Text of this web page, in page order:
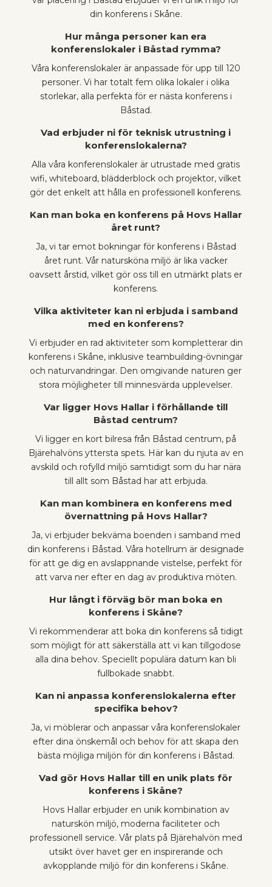
din konferens i Skåne.
Hur många personer kan era
konferenslokaler i Båstad rymma?
Våra konferenslokaler är anpassade för upp till 120
personer. Vi har totalt fem olika lokaler i olika
storlekar, alla perfekta för er nästa konferens i
Båstad.
Vad erbjuder ni för teknisk utrustning i
konferenslokalerna?
Alla våra konferenslokaler är utrustade med gratis
wifi, whiteboard, blädderblock och projektor, vilket
gör det enkelt att hålla en professionell konferens.
Kan man boka en konferens på Hovs Hallar
året runt?
Ja, vi tar emot bokningar för konferens i Båstad
året runt. Vår natursköna miljö är lika vacker
oavsett årstid, vilket gör oss till en utmärkt plats er
konferens.
Vilka aktiviteter kan ni erbjuda i samband
med en konferens?
Vi erbjuder en rad aktiviteter som kompletterar din
konferens i Skåne, inklusive teambuilding-övningar
och naturvandringar. Den omgivande naturen ger
stora möjligheter till minnesvärda upplevelser.
Var ligger Hovs Hallar i förhållande till
Båstad centrum?
Vi ligger en kort bilresa från Båstad centrum, på
Bjärehalvöns yttersta spets. Här kan du njuta av en
avskild och rofylld miljö samtidigt som du har nära
till allt som Båstad har att erbjuda.
Kan man kombinera en konferens med
övernattning på Hovs Hallar?
Ja, vi erbjuder bekväma boenden i samband med
din konferens i Båstad. Våra hotellrum är designade
för att ge dig en avslappnande vistelse, perfekt för
att varva ner efter en dag av produktiva möten.
Hur långt i förväg bör man boka en
konferens i Skåne?
Vi rekommenderar att boka din konferens så tidigt
som möjligt för att säkerställa att vi kan tillgodose
alla dina behov. Speciellt populära datum kan bli
fullbokade snabbt.
Kan ni anpassa konferenslokalerna efter
specifika behov?
Ja, vi möblerar och anpassar våra konferenslokaler
efter dina önskemål och behov för att skapa den
bästa möjliga miljön för din konferens i Båstad.
Vad gör Hovs Hallar till en unik plats för
konferens i Skåne?
Hovs Hallar erbjuder en unik kombination av
naturskön miljö, moderna faciliteter och
professionell service. Vår plats på Bjärehalvön med
utsikt över havet ger en inspirerande och
avkopplande miljö för din konferens i Skåne.